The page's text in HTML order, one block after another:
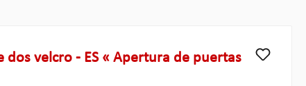
dos velcro - ES « Apertura de puertas